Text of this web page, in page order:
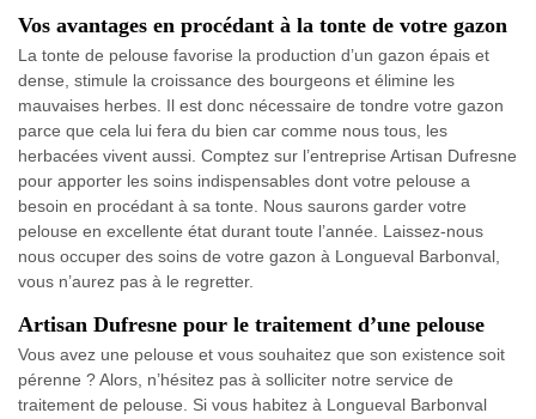
Vos avantages en procédant à la tonte de votre gazon
La tonte de pelouse favorise la production d’un gazon épais et
dense, stimule la croissance des bourgeons et élimine les
mauvaises herbes. Il est donc nécessaire de tondre votre gazon
parce que cela lui fera du bien car comme nous tous, les
herbacées vivent aussi. Comptez sur l’entreprise Artisan Dufresne
pour apporter les soins indispensables dont votre pelouse a
besoin en procédant à sa tonte. Nous saurons garder votre
pelouse en excellente état durant toute l’année. Laissez-nous
nous occuper des soins de votre gazon à Longueval Barbonval,
vous n’aurez pas à le regretter.
Artisan Dufresne pour le traitement d’une pelouse
Vous avez une pelouse et vous souhaitez que son existence soit
pérenne ? Alors, n’hésitez pas à solliciter notre service de
traitement de pelouse. Si vous habitez à Longueval Barbonval